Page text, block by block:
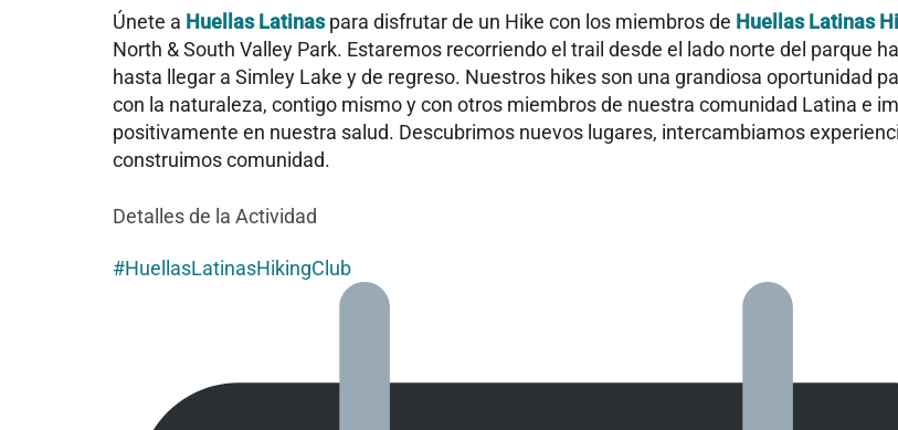
Únete a Huellas Latinas para disfrutar de un Hike con los miembros de Huellas Latinas
North & South Valley Park. Estaremos recorriendo el trail desde el lado norte del parque
hasta llegar a Simley Lake y de regreso. Nuestros hikes son una grandiosa oportunidad
con la naturaleza, contigo mismo y con otros miembros de nuestra comunidad Latina e
positivamente en nuestra salud. Descubrimos nuevos lugares, intercambiamos
construimos comunidad.
Detalles de la Actividad
#HuellasLatinasHikingClub